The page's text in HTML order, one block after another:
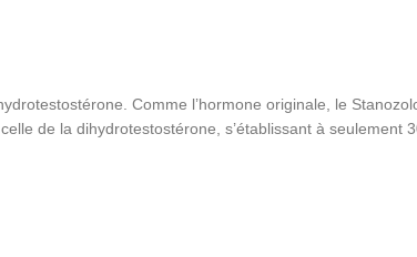
Comme l’hormone originale, le
de la dihydrotestostérone, s’établissant à seulement